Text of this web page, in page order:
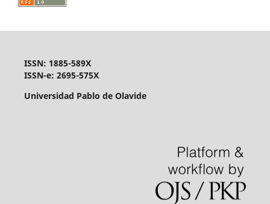
ISSN: 1885-589X
ISSN-e: 2695-575X
Universidad Pablo de Olavide